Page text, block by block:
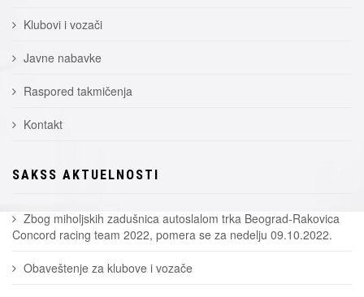
Klubovi i vozači
Javne nabavke
Raspored takmičenja
Kontakt
SAKSS AKTUELNOSTI
Zbog miholjskih zadušnica autoslalom trka Beograd-Rakovica
Concord racing team 2022, pomera se za nedelju 09.10.2022.
Obaveštenje za klubove i vozače